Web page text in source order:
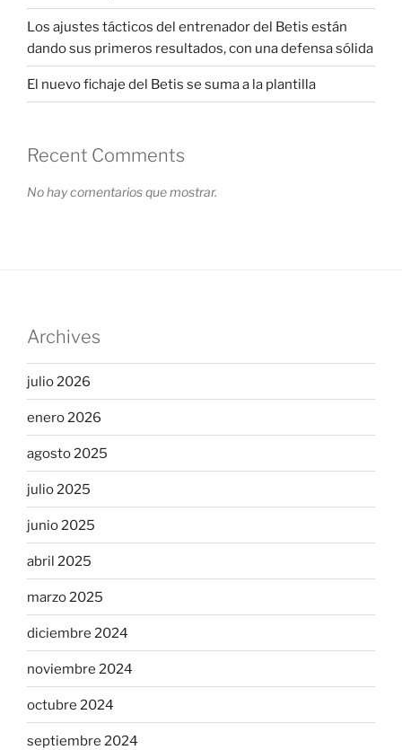
Los ajustes tácticos del entrenador del Betis están
dando sus primeros resultados, con una defensa sólida
El nuevo fichaje del Betis se suma a la plantilla
Recent Comments
No hay comentarios que mostrar.
Archives
julio 2026
enero 2026
agosto 2025
julio 2025
junio 2025
abril 2025
marzo 2025
diciembre 2024
noviembre 2024
octubre 2024
septiembre 2024